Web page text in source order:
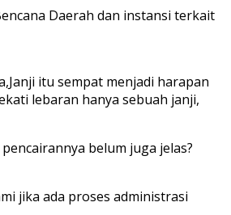
Daerah dan instansi terkait
itu sempat menjadi harapan
lebaran hanya sebuah janji,
belum juga jelas?
jika ada proses administrasi